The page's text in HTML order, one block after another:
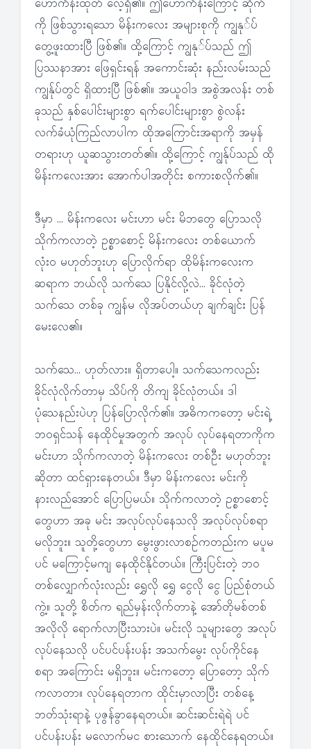
ဟောကိန်းထုတ် လေ့ရှိ၏။ ဤဟောကိန်းကြောင့် ဆိုက်
ကို ဖြစ်သွားရသော မိန်းကလေး အများစုကို ကျွနု်ပ်
တွေ့ဖူးထားပြီ ဖြစ်၏။ ထို့ကြောင့် ကျွနု်ပ်သည် ဤ
ပြဿနာအား ဖြေရှင်းရန် အကောင်းဆုံး နည်းလမ်းသည်
ကျွန်ုပ်တွင် ရှိထားပြီ ဖြစ်၏။ အယူဝါဒ အစွဲအလန်း တစ်
ခုသည် နှစ်ပေါင်းများစွာ ရက်ပေါင်းများစွာ စွဲလန်း
လက်ခံယုံကြည်လာပါက ထိုအကြောင်းအရာကို အမှန်
တရားဟု ယူဆသွားတတ်၏။ ထို့ကြောင့် ကျွန်ုပ်သည် ထို
မိန်းကလေးအား အောက်ပါအတိုင်း စကားစလိုက်၏။
ဒီမှာ … မိန်းကလေး မင်းဟာ မင်း မိဘတွေ ပြောသလို
သိုက်ကလာတဲ့ ဥစ္စာစောင့် မိန်းကလေး တစ်ယောက်
လုံး၀ မဟုတ်ဘူးဟု ပြောလိုက်ရာ ထိုမိန်းကလေးက
ဆရာက ဘယ်လို သက်သေ ပြနိုင်လို့လဲ… ခိုင်လုံတဲ့
သက်သေ တစ်ခု ကျွန်မ လိုအပ်တယ်ဟု ချက်ချင်း ပြန်
မေးလေ၏။
သက်သေ… ဟုတ်လား။ ရှိတာပေါ့။ သက်သေကလည်း
ခိုင်လုံလိုက်တာမှ သိပ်ကို တိကျ ခိုင်လုံတယ်။ ဒါ
ပုံသေနည်းပဲဟု ပြန်ပြောလိုက်၏။ အဓိကကတော့ မင်းရဲ့
ဘဝရှင်သန် နေထိုင်မှုအတွက် အလုပ် လုပ်နေရတာကိုက
မင်းဟာ သိုက်ကလာတဲ့ မိန်းကလေး တစ်ဦး မဟုတ်ဘူး
ဆိုတာ ထင်ရှားနေတယ်။ ဒီမှာ မိန်းကလေး မင်းကို
နားလည်အောင် ပြောပြမယ်။ သိုက်ကလာတဲ့ ဥစ္စာစောင့်
တွေဟာ အခု မင်း အလုပ်လုပ်နေသလို အလုပ်လုပ်စရာ
မလိုဘူး။ သူတို့တွေဟာ မွေးဖွားလာစဉ်ကတည်းက မပူမ
ပင် မကြောင့်မကျ နေထိုင်နိုင်တယ်။ ကြီးပြင်းတဲ့ ဘဝ
တစ်လျှောက်လုံးလည်း ရွှေလို ရွှေ ငွေလို ငွေ ပြည်စုံတယ်
ကွဲ့။ သူတို့ စိတ်က ရည်မှန်းလိုက်တာနဲ့ အော်တိုမစ်တစ်
အလိုလို ရောက်လာပြီးသားပဲ။ မင်းလို သူများတွေ အလုပ်
လုပ်နေသလို ပင်ပင်ပန်းပန်း အသက်မွေး လုပ်ကိုင်နေ
စရာ အကြောင်း မရှိဘူး။ မင်းကတော့ ပြောတော့ သိုက်
ကလာတာ။ လုပ်နေရတာက ထိုင်းမှာလာပြီး တစ်နေ့
ဘတ်သုံးရာနဲ့ ပုဇွန်ခွာနေရတယ်။ ဆင်းဆင်းရဲရဲ ပင်
ပင်ပန်းပန်း မလောက်မင စားသောက် နေထိုင်နေရတယ်။